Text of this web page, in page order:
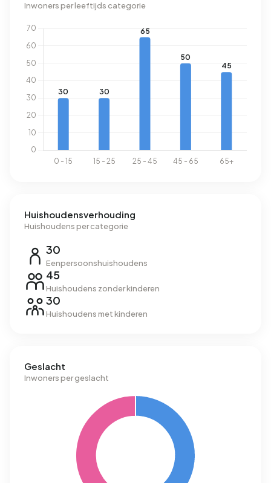
Inwoners per leeftijds categorie
Huishoudensverhouding
Huishoudens per categorie
30
Eenpersoonshuishoudens
45
Huishoudens zonder kinderen
30
Huishoudens met kinderen
Geslacht
Inwoners per geslacht